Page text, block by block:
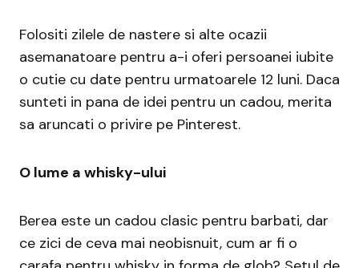
Folositi zilele de nastere si alte ocazii
asemanatoare pentru a-i oferi persoanei iubite
o cutie cu date pentru urmatoarele 12 luni. Daca
sunteti in pana de idei pentru un cadou, merita
sa aruncati o privire pe Pinterest.
O lume a whisky-ului
Berea este un cadou clasic pentru barbati, dar
ce zici de ceva mai neobisnuit, cum ar fi o